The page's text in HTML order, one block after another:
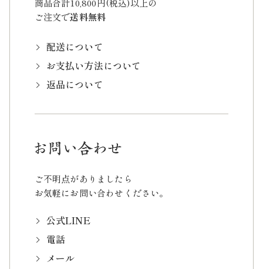
商品合計10,800円(税込)以上の
ご注文で送料無料
配送について
お支払い方法について
返品について
ご不明点がありましたら
お気軽にお問い合わせください。
公式LINE
電話
メール